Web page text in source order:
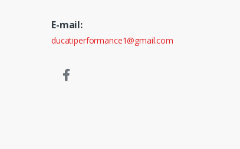
E-mail:
ducatiperformance1@gmail.com